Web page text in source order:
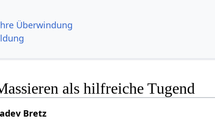
Überwindung
als hilfreiche Tugend
Bretz